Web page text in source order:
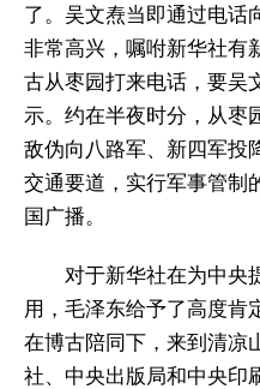
了。吴文焘当即通过电话
非常高兴，嘱咐新华社有
古从枣园打来电话，要吴
示。约在半夜时分，从枣
敌伪向八路军、新四军投
交通要道，实行军事管制
国广播。
对于新华社在为中央
用，毛泽东给予了高度肯
在博古陪同下，来到清凉
社、中央出版局和中央印